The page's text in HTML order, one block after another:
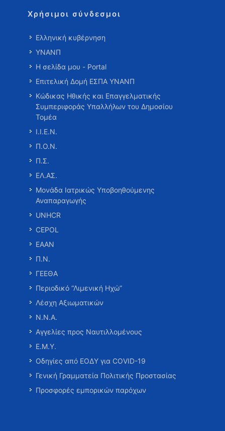
Χρήσιμοι σύνδεσμοι
Ελληνική κυβέρνηση
ΥΝΑΝΠ
Η σελίδα μου - Portal
Επιτελική Δομή ΕΣΠΑ ΥΝΑΝΠ
Κώδικας Ηθικής και Επαγγελματικής
Συμπεριφοράς Υπαλλήλων του Δημοσίου
Τομέα
Ι.Ι.Ε.Ν.
Π.Ο.Ν.
Π.Σ.
ΕΛ.ΑΣ.
Μονάδα Ιατρικώς Υποβοηθούμενης
Αναπαραγωγής
UNHCR
CEPOL
ΕΑΑΝ
Π.Ν.
ΓΕΕΘΑ
Περιοδικό “Λιμενική Ηχώ”
Λέσχη Αξιωματικών
Ν.Ν.Α.
Αγγελίες προς Ναυτιλλομένους
Ε.Μ.Υ.
Οδηγίες από ΕΟΔΥ για COVID-19
Γενική Γραμματεία Πολιτικής Προστασίας
Προσφορές εμπορικών παρόχων